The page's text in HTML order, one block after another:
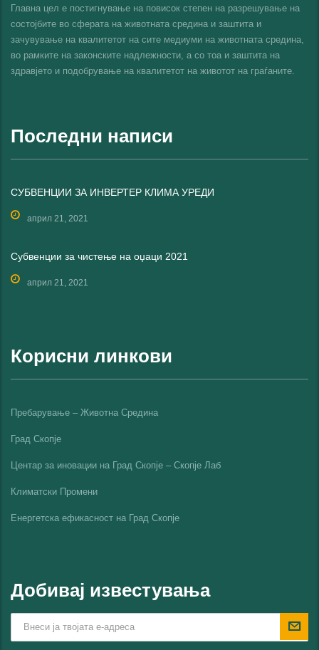
Главна цел е постигнување на повисок степен на разрешување на
состојбите во сферата на животната средина и заштита и
зачувување на квалитетот на сите медиуми на животната средина,
во рамките на законските надлежности, а со тоа и заштита на
здравјето и подобрување на квалитетот на животот на граѓаните.
Последни написи
СУБВЕНЦИИ ЗА ИНВЕРТЕР КЛИМА УРЕДИ
април 21, 2021
Субвенции за чистење на оџаци 2021
април 21, 2021
Корисни линкови
Пребарување – Животна Средина
Град Скопје
Центар за иновации на Град Скопје – Скопје Лаб
Климатски Промени
Енергетска ефикасност на Град Скопјe
Добивај известувања